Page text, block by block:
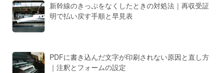
新幹線のきっぷをなくしたときの対処法｜再収受証
明で払い戻す手順と早見表
PDFに書き込んだ文字が印刷されない原因と直し方
｜注釈とフォームの設定